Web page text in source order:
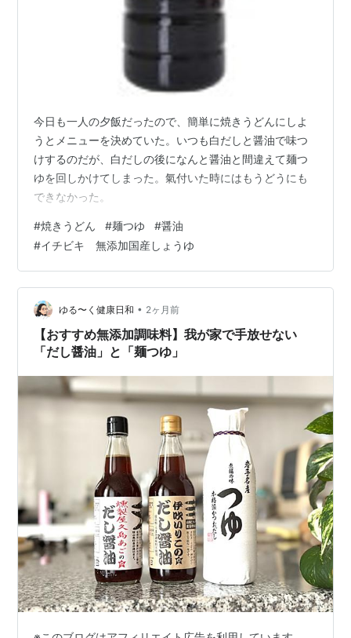
今日も一人の夕飯だったので、簡単に焼きうどんにしよ
うとメニューを決めていた。いつも白だしと醤油で味つ
けするのだが、白だしの後になんと醤油と間違えて麺つ
ゆを回しかけてしまった。氣付いた時にはもうどうにも
できなかった。
#焼きうどん #麺つゆ #醤油
#イチビキ 無添加国産しょうゆ
ゆる〜く健康日和 • 2ヶ月前
【おすすめ無添加調味料】我が家で手放せない
「だし醤油」と「麺つゆ」